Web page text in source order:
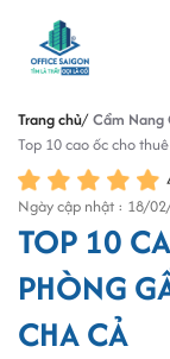
Trang chủ Cẩm Nang
Top 10 cao ốc cho
Ngày cập nhật : 18/
TOP 10
PHÒNG
CHA CẢ